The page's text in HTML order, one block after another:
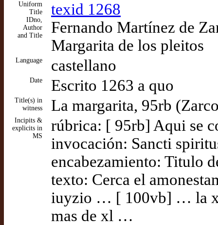
Uniform
Title
IDno,
Author
and Title
texid 1268
Fernando Martínez de
Margarita de los pleitos
Language castellano
Date Escrito 1263 a quo
Title(s) in
witness
La margarita, 95rb
Incipits &
explicits in
MS
rúbrica: [ 95rb] Aqui se
invocación: Sancti
encabezamiento: Titulo
texto: Cerca el
iuyzio … [ 100vb] … la x
mas de xl …